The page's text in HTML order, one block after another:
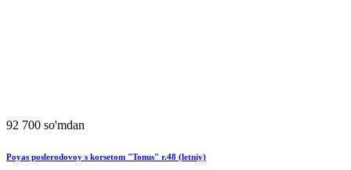
92 700 so'mdan
Poyas poslerodovoy s korsetom "Tonus" r.48 (letniy)